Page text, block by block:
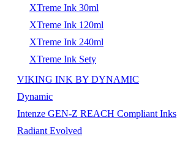
XTreme Ink 30ml
XTreme Ink 120ml
XTreme Ink 240ml
XTreme Ink Sety
VIKING INK BY DYNAMIC
Dynamic
Intenze GEN-Z REACH Compliant Inks
Radiant Evolved